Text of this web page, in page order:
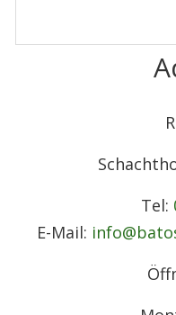
Tel:
E-Mail: